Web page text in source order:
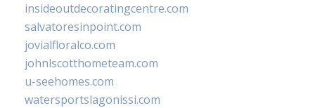
insideoutdecoratingcentre.com
salvatoresinpoint.com
jovialfloralco.com
johnlscotthometeam.com
u-seehomes.com
watersportslagonissi.com